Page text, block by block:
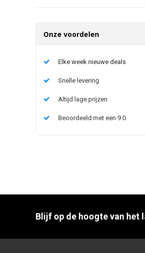
Onze voordelen
Elke week nieuwe deals
Snelle levering
Altijd lage prijzen
Beoordeeld met een 9.0
Blijf op de hoogte van het